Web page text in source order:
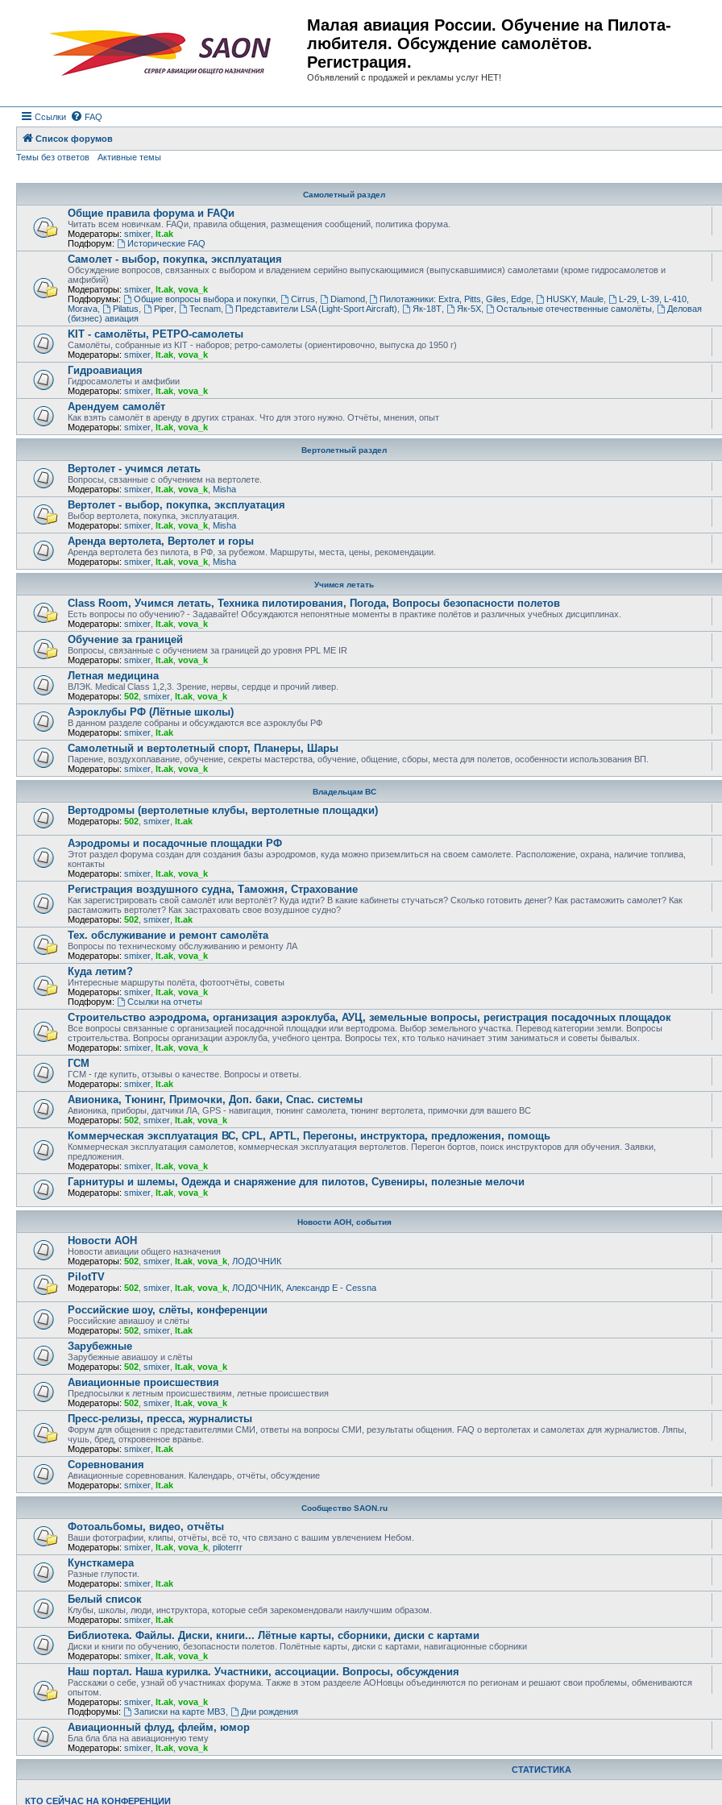
Малая авиация России. Обучение на Пилота-
любителя. Обсуждение самолётов.
Регистрация.
Объявлений с продажей и рекламы услуг НЕТ!
Ссылки FAQ
Список форумов
Темы без ответов
Активные темы
Самолетный раздел
Общие правила форума и FAQи
Читать всем новичкам. FAQи, правила общения, размещения сообщений, политика форума.
Модераторы: smixer lt.ak
Подфорум:
Исторические FAQ
Самолет - выбор, покупка, эксплуатация
Обсуждение вопросов, связанных с выбором и владением серийно выпускающимися (выпускавшимися) самолетами (кроме гидросамолетов и
амфибий)
Модераторы: smixer lt.ak vova_k
Подфорумы:
Общие вопросы выбора и покупки, Cirrus Diamond, Пилотажники: Extra, Pitts, Giles, Edge HUSKY, Maule
L-29, L-39, L-410,
Morava
Pilatus Piper, Tecnam, Представители LSA (Light-Sport Aircraft) Як-18Т Як-5Х Остальные отечественные самолёты,
Деловая
(бизнес) авиация
KIT - самолёты, РЕТРО-самолеты
Самолёты, собранные из KIT - наборов; ретро-самолеты (ориентировочно, выпуска до 1950 г)
Модераторы: smixer lt.ak vova_k
Гидроавиация
Гидросамолеты и амфибии
Модераторы: smixer lt.ak vova_k
Арендуем самолёт
Как взять самолёт в аренду в других странах. Что для этого нужно. Отчёты, мнения, опыт
Модераторы: smixer lt.ak vova_k
Вертолетный раздел
Вертолет - учимся летать
Вопросы, свзанные с обучением на вертолете.
Модераторы: smixer lt.ak vova_k Misha
Вертолет - выбор, покупка, эксплуатация
Выбор вертолета, покупка, эксплуатация.
Модераторы: smixer lt.ak vova_k Misha
Аренда вертолета, Вертолет и горы
Аренда вертолета без пилота, в РФ, за рубежом. Маршруты, места, цены, рекомендации.
Модераторы: smixer lt.ak vova_k Misha
Учимся летать
Class Room, Учимся летать, Техника пилотирования, Погода, Вопросы безопасности полетов
Есть вопросы по обучению? - Задавайте! Обсуждаются непонятные моменты в практике полётов и различных учебных дисциплинах.
Модераторы: smixer lt.ak vova_k
Обучение за границей
Вопросы, связанные с обучением за границей до уровня PPL ME IR
Модераторы: smixer lt.ak vova_k
Летная медицина
ВЛЭК. Medical Class 1,2,3. Зрение, нервы, сердце и прочий ливер.
Модераторы: 502 smixer lt.ak vova_k
Аэроклубы РФ (Лётные школы)
В данном разделе собраны и обсуждаются все аэроклубы РФ
Модераторы: smixer lt.ak
Самолетный и вертолетный спорт, Планеры, Шары
Парение, воздухоплавание, обучение, секреты мастерства, обучение, общение, сборы, места для полетов, особенности использования ВП.
Модераторы: smixer lt.ak vova_k
Владельцам ВС
Вертодромы (вертолетные клубы, вертолетные площадки)
Модераторы: 502 smixer lt.ak
Аэродромы и посадочные площадки РФ
Этот раздел форума создан для создания базы аэродромов, куда можно приземлиться на своем самолете. Расположение, охрана, наличие топлива,
контакты
Модераторы: smixer lt.ak vova_k
Регистрация воздушного судна, Таможня, Страхование
Как зарегистрировать свой самолёт или вертолёт? Куда идти? В какие кабинеты стучаться? Сколько готовить денег? Как растаможить самолет? Как
растаможить вертолет? Как застраховать свое возудшное судно?
Модераторы: 502 smixer lt.ak
Тех. обслуживание и ремонт самолёта
Вопросы по техническому обслуживанию и ремонту ЛА
Модераторы: smixer lt.ak vova_k
Куда летим?
Интересные маршруты полёта, фотоотчёты, советы
Модераторы: smixer lt.ak vova_k
Подфорум:
Ссылки на отчеты
Строительство аэродрома, организация аэроклуба, АУЦ, земельные вопросы, регистрация посадочных площадок
Все вопросы связанные с организацией посадочной площадки или вертодрома. Выбор земельного участка. Перевод категории земли. Вопросы
строительства. Вопросы организации аэроклуба, учебного центра. Вопросы тех, кто только начинает этим заниматься и советы бывалых.
Модераторы: smixer lt.ak vova_k
ГСМ
ГСМ - где купить, отзывы о качестве. Вопросы и ответы.
Модераторы: smixer lt.ak
Авионика, Тюнинг, Примочки, Доп. баки, Спас. системы
Авионика, приборы, датчики ЛА, GPS - навигация, тюнинг самолета, тюнинг вертолета, примочки для вашего ВС
Модераторы: 502 smixer lt.ak vova_k
Коммерческая эксплуатация ВС, CPL, APTL, Перегоны, инструктора, предложения, помощь
Коммерческая эксплуатация самолетов, коммерческая эксплуатация вертолетов. Перегон бортов, поиск инструкторов для обучения. Заявки,
предложения.
Модераторы: smixer lt.ak vova_k
Гарнитуры и шлемы, Одежда и снаряжение для пилотов, Сувениры, полезные мелочи
Модераторы: smixer lt.ak vova_k
Новости АОН, события
Новости АОН
Новости авиации общего назначения
Модераторы: 502 smixer lt.ak vova_k ЛОДОЧНИК
PilotTV
Модераторы: 502 smixer lt.ak vova_k ЛОДОЧНИК Александр E - Cessna
Российские шоу, слёты, конференции
Российские авиашоу и слёты
Модераторы: 502 smixer lt.ak
Зарубежные
Зарубежные авиашоу и слёты
Модераторы: 502 smixer lt.ak vova_k
Авиационные происшествия
Предпосылки к летным происшествиям, летные происшествия
Модераторы: 502 smixer lt.ak vova_k
Пресс-релизы, пресса, журналисты
Форум для общения с представителями СМИ, ответы на вопросы СМИ, результаты общения. FAQ о вертолетах и самолетах для журналистов. Ляпы,
чушь, бред, откровенное вранье.
Модераторы: smixer lt.ak
Соревнования
Авиационные соревнования. Календарь, отчёты, обсуждение
Модераторы: smixer lt.ak
Сообщество SAON.ru
Фотоальбомы, видео, отчёты
Ваши фотографии, клипы, отчёты, всё то, что связано с вашим увлечением Небом.
Модераторы: smixer lt.ak vova_k piloterrr
Кунсткамера
Разные глупости.
Модераторы: smixer lt.ak
Белый список
Клубы, школы, люди, инструктора, которые себя зарекомендовали наилучшим образом.
Модераторы: smixer lt.ak
Библиотека. Файлы. Диски, книги... Лётные карты, сборники, диски с картами
Диски и книги по обучению, безопасности полетов. Полётные карты, диски с картами, навигационные сборники
Модераторы: smixer lt.ak vova_k
Наш портал. Наша курилка. Участники, ассоциации. Вопросы, обсуждения
Расскажи о себе, узнай об участниках форума. Также в этом раздееле АОНовцы объединяются по регионам и решают свои проблемы, обмениваются
опытом.
Модераторы: smixer lt.ak vova_k
Подфорумы:
Записки на карте МВЗ Дни рождения
Авиационный флуд, флейм, юмор
Бла бла бла на авиационную тему
Модераторы: smixer lt.ak vova_k
СТАТИСТИКА
КТО СЕЙЧАС НА КОНФЕРЕНЦИИ